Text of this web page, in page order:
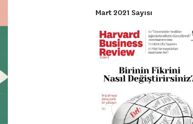
Mart 2021 Sayısı